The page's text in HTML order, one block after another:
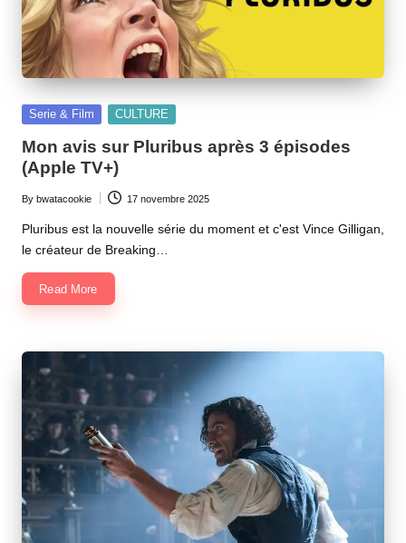
Posted
Serie & Film CULTURE
Mon avis sur Pluribus après 3 épisodes
(Apple TV+)
Posted
by
By bwatacookie 17 novembre 2025
Pluribus est la nouvelle série du moment et c'est Vince Gilligan,
le créateur de Breaking…
Read More